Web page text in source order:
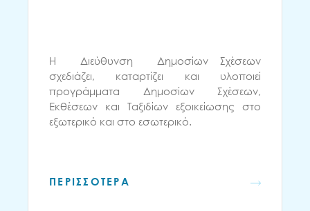
Η Διεύθυνση Δημοσίων Σχέσεων
σχεδιάζει, καταρτίζει και υλοποιεί
προγράμματα Δημοσίων Σχέσεων,
Εκθέσεων και Ταξιδίων εξοικείωσης στο
εξωτερικό και στο εσωτερικό.
ΠΕΡΙΣΣΟΤΕΡΑ